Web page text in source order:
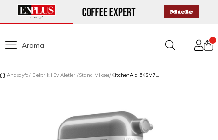
Anasayfa Elektrikli Ev Aletleri Stand Mikser KitchenAid 5KSM70SHX Artisan 6,6 L Stand Mikser Medallion Silver